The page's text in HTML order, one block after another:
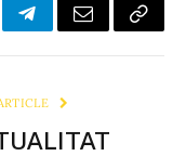
TelegramEmail Copy